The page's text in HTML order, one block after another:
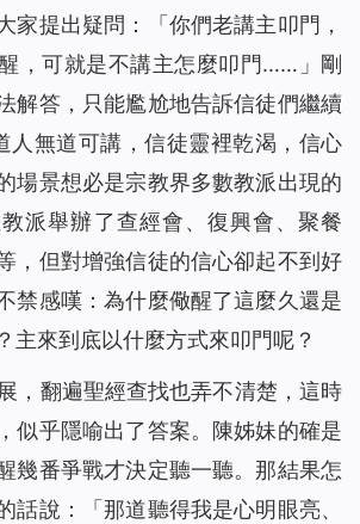
家提出疑問：「你們老講主叩門，
，可就是不講主怎麼叩門……」剛
解答，只能尷尬地告訴信徒們繼續
無道可講，信徒靈裡乾渴，信心
場景想必是宗教界多數教派出現的
派舉辦了查經會、復興會、聚餐
，但對增強信徒的信心卻起不到好
禁感嘆：為什麼儆醒了這麼久還是
主來到底以什麼方式來叩門呢？
，翻遍聖經查找也弄不清楚，這時
似乎隱喻出了答案。陳姊妹的確是
幾番爭戰才決定聽一聽。那結果怎
話說：「那道聽得我是心明眼亮、